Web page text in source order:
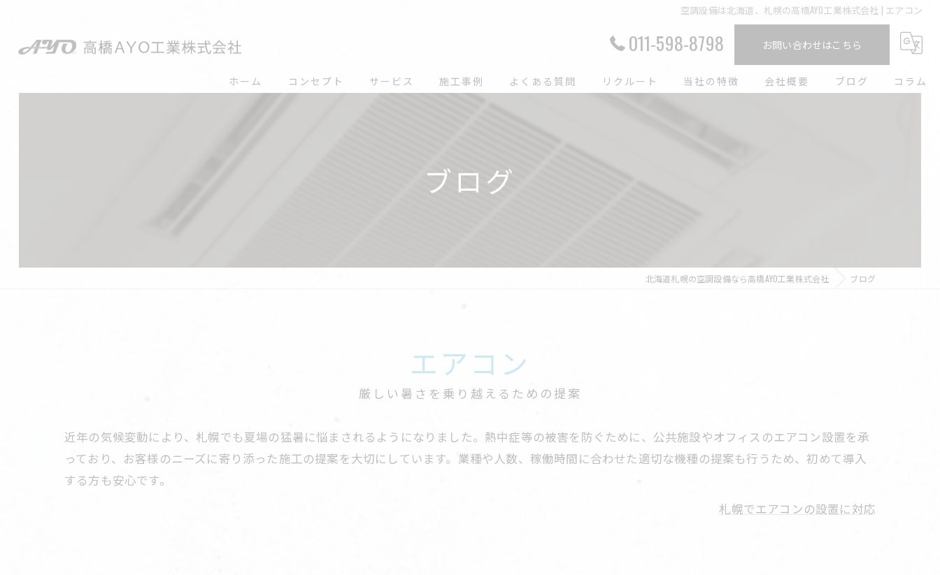
空調設備は北海道、札幌の高橋AYO工業株式会社 | エアコン
011-598-8798 お問い合わせはこちら
ホーム コンセプト サービス 施工事例 よくある質問 リクルート 当社の特徴 会社概要 ブログ コラム
ブログ
北海道札幌の空調設備なら高橋AYO工業株式会社 ブログ
エアコン
厳しい暑さを乗り越えるための提案
近年の気候変動により、札幌でも夏場の猛暑に悩まされるようになりました。熱中症等の被害を防ぐために、公共施設やオフィスのエアコン設置を承
っており、お客様のニーズに寄り添った施工の提案を大切にしています。業種や人数、稼働時間に合わせた適切な機種の提案も行うため、初めて導入
する方も安心です。
札幌でエアコンの設置に対応